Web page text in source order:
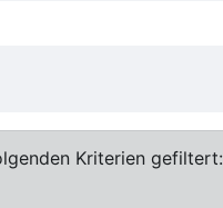
Kriterien gefiltert: